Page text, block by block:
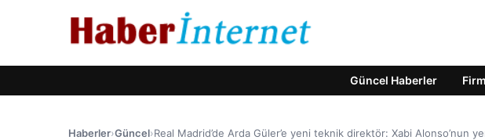
Güncel Haberler
Haberler›Güncel›Real Madrid’de Arda Güler’e yeni teknik direktör: Xabi Alonso’nun